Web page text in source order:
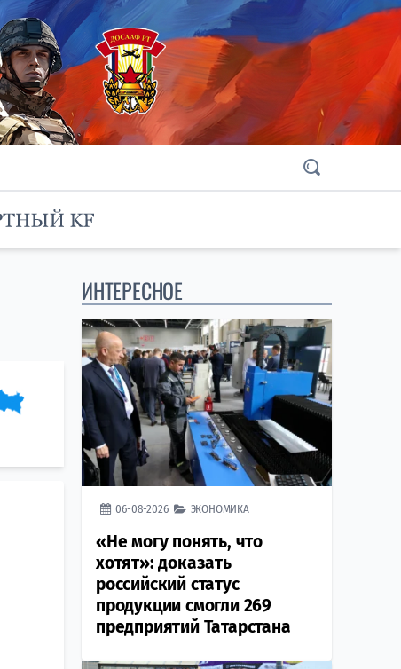
ИНТЕРЕСНОЕ
06-08-2026 ЭКОНОМИКА
«Не могу понять, что
хотят»: доказать
российский статус
продукции смогли 269
предприятий Татарстана